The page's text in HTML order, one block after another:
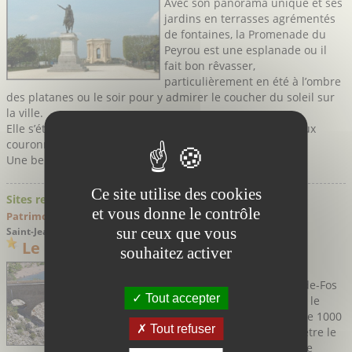
jardins en terrasses agrémentés
de fontaines, la Promenade du
Peyrou est une esplanade ou il
fait bon rêvasser,
particulièrement en été à l’ombre
des platanes ou le soir pour y admirer le coucher du soleil sur
la ville.
Elle s’étend de l’Arc de triomphe à l’esplanade des Arceaux
couronnée de son monumental aqueduc Saint-Clément .
Une belle promenade pour prendre de la hauteur…
Sites remarquables
Patrimoine Historique > Médiéval
Saint-Jean-de-Fos - Hérault
Le Pont du Diable
l’Hérault, entre Saint-Jean-de-Fos
et Saint-Guilhem-le-Désert, le
Pont du Diable, avec plus de 1000
ans d’histoire, passe pour être le
plus vieux pont médiéval de
Ce site utilise des cookies
et vous donne le contrôle
sur ceux que vous
souhaitez activer
Tout accepter
Tout refuser